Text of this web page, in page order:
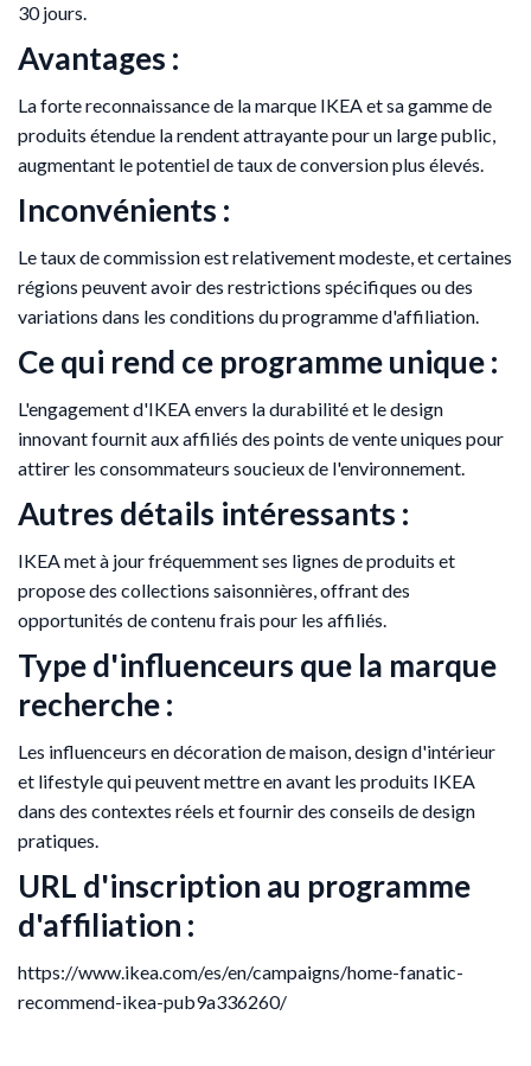
30 jours.
Avantages :
La forte reconnaissance de la marque IKEA et sa gamme de
produits étendue la rendent attrayante pour un large public,
augmentant le potentiel de taux de conversion plus élevés.
Inconvénients :
Le taux de commission est relativement modeste, et certaines
régions peuvent avoir des restrictions spécifiques ou des
variations dans les conditions du programme d'affiliation.
Ce qui rend ce programme unique :
L'engagement d'IKEA envers la durabilité et le design
innovant fournit aux affiliés des points de vente uniques pour
attirer les consommateurs soucieux de l'environnement.
Autres détails intéressants :
IKEA met à jour fréquemment ses lignes de produits et
propose des collections saisonnières, offrant des
opportunités de contenu frais pour les affiliés.
Type d'influenceurs que la marque
recherche :
Les influenceurs en décoration de maison, design d'intérieur
et lifestyle qui peuvent mettre en avant les produits IKEA
dans des contextes réels et fournir des conseils de design
pratiques.
URL d'inscription au programme
d'affiliation :
https://www.ikea.com/es/en/campaigns/home-fanatic-
recommend-ikea-pub9a336260/